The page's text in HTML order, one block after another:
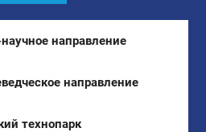
направление
направление
технопарк